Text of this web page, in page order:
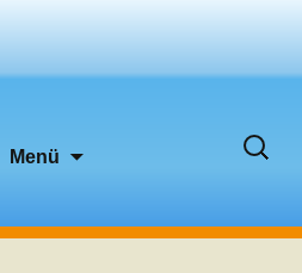
Menü
Suchen